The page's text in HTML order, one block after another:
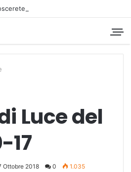
Luce del
17
Ottobre 2018 0
1.035